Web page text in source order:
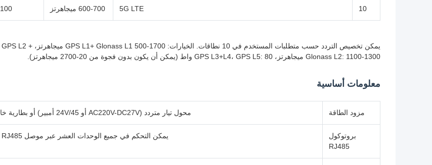
10
5G LTE 600-700 ميجاهرتز 100 واط
يمكن تخصيص التردد حسب متطلبات المستخدم في 10 نطاقات. الخيارات: GPS L1+ Glonass L1 500-1700 ميجاهرتز، GPS L2 +
Glonass L2: 1100-1300 ميجاهرتز، GPS L3+L4، GPS L5: 80 واط (يمكن أن يكون بدون فجوة من 20-2700 ميجاهرتز).
معلومات أساسية
مزود الطاقة محول تيار متردد (AC220V-DC27V أو 24V/45 أمبير) أو بطارية خارجية
بروتوكول
RJ485
يمكن التحكم في جميع الوحدات العشر عبر موصل RJ485 واحد